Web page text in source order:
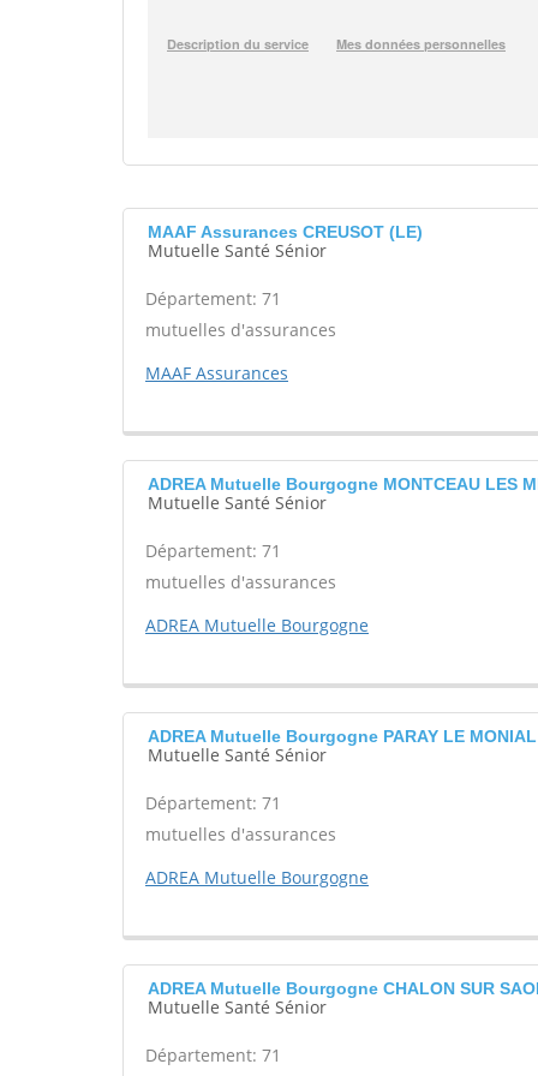
MAAF Assurances CREUSOT (LE)
Mutuelle Santé Sénior
Département: 71
mutuelles d'assurances
MAAF Assurances
ADREA Mutuelle Bourgogne MONTCEAU LES
Mutuelle Santé Sénior
Département: 71
mutuelles d'assurances
ADREA Mutuelle Bourgogne
ADREA Mutuelle Bourgogne PARAY LE MONIAL
Mutuelle Santé Sénior
Département: 71
mutuelles d'assurances
ADREA Mutuelle Bourgogne
ADREA Mutuelle Bourgogne CHALON SUR
Mutuelle Santé Sénior
Département: 71